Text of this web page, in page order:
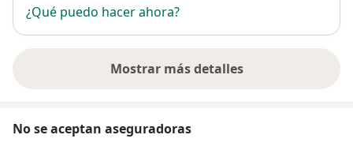
¿Qué puedo hacer ahora?
Mostrar más detalles
sobre la dirección
No se aceptan aseguradoras